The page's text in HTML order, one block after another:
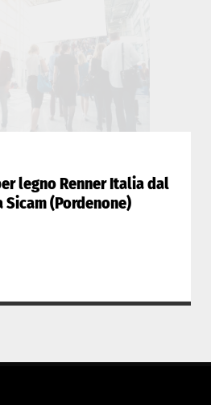
legno Renner Italia dal
(Pordenone)